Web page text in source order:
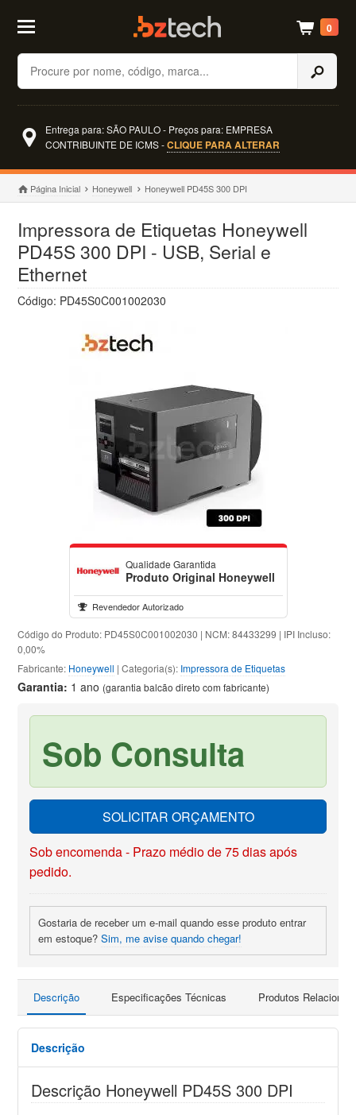
Buscar
0
Entrega para: SÃO PAULO - Preços para: EMPRESA
CONTRIBUINTE DE ICMS -CLIQUE PARA ALTERAR
Página Inicial Honeywell Honeywell PD45S 300 DPI
Impressora de Etiquetas Honeywell
PD45S 300 DPI - USB, Serial e
Ethernet
Código: PD45S0C001002030
Qualidade Garantida
Produto Original Honeywell
Revendedor Autorizado
Código do Produto: PD45S0C001002030 | NCM: 84433299 | IPI Incluso:
0,00%
Fabricante: Honeywell | Categoria(s): Impressora de Etiquetas
Garantia: 1 ano (garantia balcão direto com fabricante)
Sob Consulta
SOLICITAR ORÇAMENTO
Sob encomenda - Prazo médio de 75 dias após
pedido.
Gostaria de receber um e-mail quando esse produto entrar
em estoque?Sim, me avise quando chegar!
Descrição Especificações Técnicas Produtos
Descrição
Descrição Honeywell PD45S 300 DPI